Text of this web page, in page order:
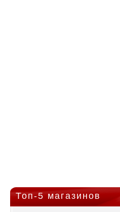
Топ-5 магазинов